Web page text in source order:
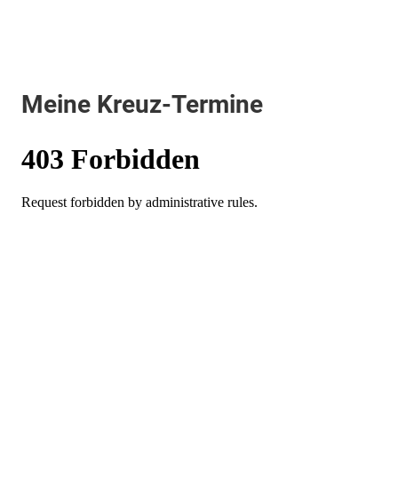
Meine Kreuz-Termine